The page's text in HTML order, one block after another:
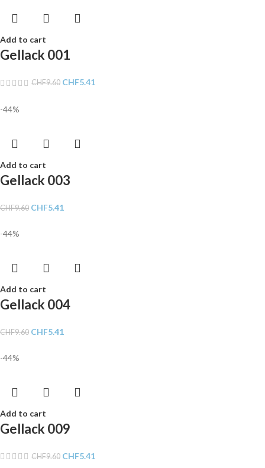
Add to cart
Gellack 001
CHF9.60 CHF5.41
-44%
Add to cart
Gellack 003
CHF9.60 CHF5.41
-44%
Add to cart
Gellack 004
CHF9.60 CHF5.41
-44%
Add to cart
Gellack 009
CHF9.60 CHF5.41